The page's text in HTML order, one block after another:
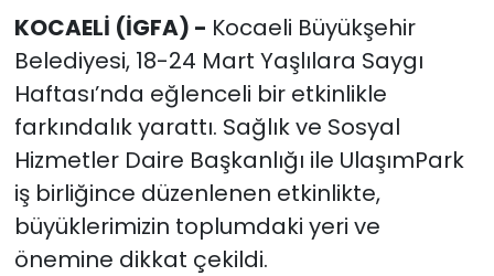
KOCAELİ (İGFA) - Kocaeli Büyükşehir
Belediyesi, 18-24 Mart Yaşlılara Saygı
Haftası’nda eğlenceli bir etkinlikle
farkındalık yarattı. Sağlık ve Sosyal
Hizmetler Daire Başkanlığı ile UlaşımPark
iş birliğince düzenlenen etkinlikte,
büyüklerimizin toplumdaki yeri ve
önemine dikkat çekildi.